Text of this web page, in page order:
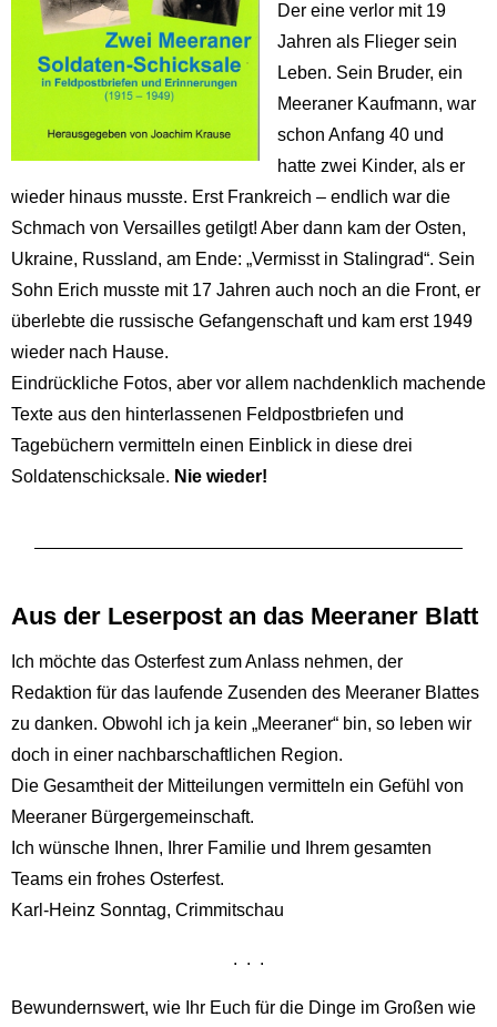
Der eine verlor mit 19
Jahren als Flieger sein
Leben. Sein Bruder, ein
Meeraner Kaufmann, war
schon Anfang 40 und
hatte zwei Kinder, als er
wieder hinaus musste. Erst Frankreich – endlich war die
Schmach von Versailles getilgt! Aber dann kam der Osten,
Ukraine, Russland, am Ende: „Vermisst in Stalingrad“. Sein
Sohn Erich musste mit 17 Jahren auch noch an die Front, er
überlebte die russische Gefangenschaft und kam erst 1949
wieder nach Hause.
Eindrückliche Fotos, aber vor allem nachdenklich machende
Texte aus den hinterlassenen Feldpostbriefen und
Tagebüchern vermitteln einen Einblick in diese drei
Soldatenschicksale. Nie wieder!
Aus der Leserpost an das Meeraner Blatt
Ich möchte das Osterfest zum Anlass nehmen, der
Redaktion für das laufende Zusenden des Meeraner Blattes
zu danken. Obwohl ich ja kein „Meeraner“ bin, so leben wir
doch in einer nachbarschaftlichen Region.
Die Gesamtheit der Mitteilungen vermitteln ein Gefühl von
Meeraner Bürgergemeinschaft.
Ich wünsche Ihnen, Ihrer Familie und Ihrem gesamten
Teams ein frohes Osterfest.
Karl-Heinz Sonntag, Crimmitschau
. . .
Bewundernswert, wie Ihr Euch für die Dinge im Großen wie